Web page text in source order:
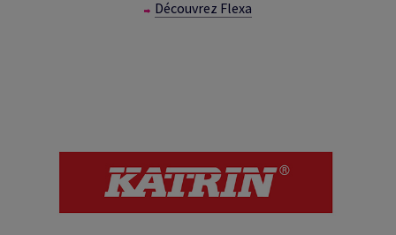
Découvrez Flexa